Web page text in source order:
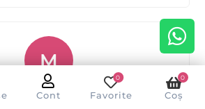
Cont Favorite
0
Coș
0
M
Mirela Neagu